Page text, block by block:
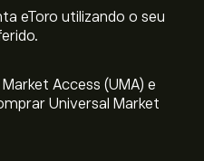
eToro utilizando o seu
Access (UMA) e
Universal Market